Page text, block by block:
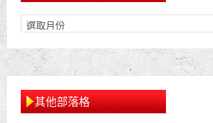
其他部落格